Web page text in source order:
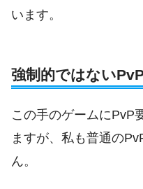
います。
強制的ではない
この手のゲームにPvP
ますが、私も普通の
ん。